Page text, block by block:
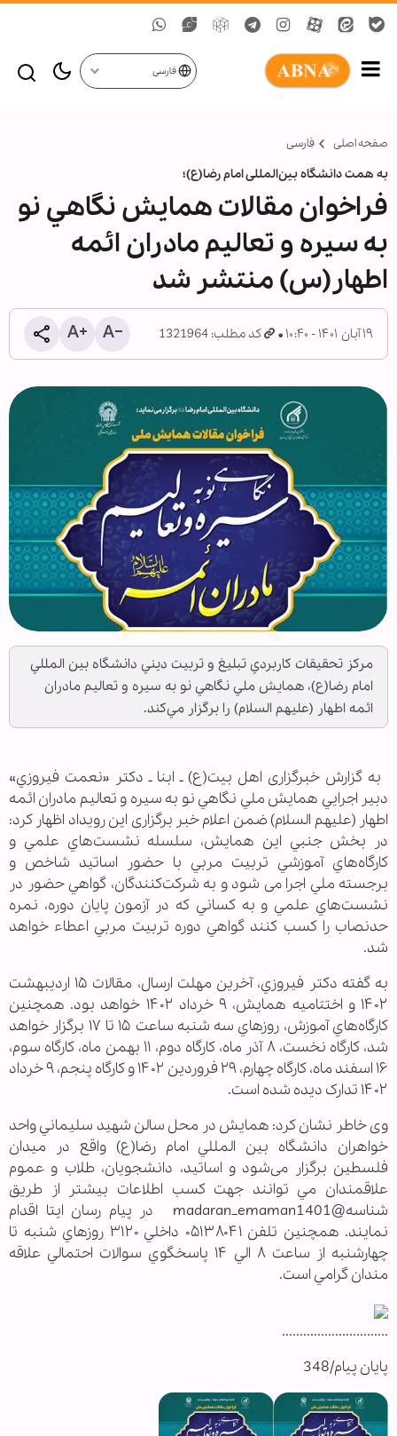
فارسی
صفحه اصلی فارسی
به همت دانشگاه بین‌المللی امام رضا(ع)؛
فراخوان مقالات همایش نگاهي نو
به سيره و تعاليم مادران ائمه
اطهار(س) منتشر شد
۱۹ آبان ۱۴۰۱ - ۱۰:۴۰ کد مطلب: 1321964
مركز تحقيقات كاربردي تبليغ و تربيت ديني دانشگاه بين المللي
امام رضا(ع)، همايش ملي نگاهي نو به سيره و تعاليم مادران
ائمه اطهار (عليهم السلام) را برگزار مي‌كند.
به گزارش خبرگزاری اهل بیت(ع) ـ ابنا ـ دكتر «نعمت فيروزي»
دبير اجرايي همايش ملي نگاهي نو به سيره و تعاليم مادران ائمه
اطهار (عليهم السلام) ضمن اعلام خبر برگزاری این رویداد اظهار کرد:
در بخش جنبي اين همايش، سلسله نشست‌هاي علمي و
كارگاه‌هاي آموزشي تربيت مربي با حضور اساتيد شاخص و
برجسته ملي اجرا می شود و به شركت‌كنندگان، گواهي حضور در
نشست‌هاي علمي و به كساني كه در آزمون پايان دوره، نمره
حدنصاب را كسب كنند گواهي دوره تربيت مربي اعطاء خواهد
شد.
به گفته دكتر فيروزي، آخرين مهلت ارسال، مقالات ۱۵ ارديبهشت
۱۴۰۲ و اختتاميه همايش، ۹ خرداد ۱۴۰۲ خواهد بود. همچنين
كارگاه‌هاي آموزش، روزهاي سه شنبه ساعت ۱۵ تا ۱۷ برگزار خواهد
شد، كارگاه نخست، ۸ آذر ماه، كارگاه دوم، ۱۱ بهمن ماه، كارگاه سوم،
۱۶ اسفند ماه، كارگاه چهارم، ۲۹ فروردين ۱۴۰۲ و كارگاه پنجم، ۹ خرداد
۱۴۰۲ تدارک دیده شده است.
وی خاطر نشان کرد: همايش در محل سالن شهيد سليماني واحد
خواهران دانشگاه بين المللي امام رضا(ع) واقع در ميدان
فلسطين برگزار می‌شود و اساتيد، دانشجويان، طلاب و عموم
علاقمندان مي توانند جهت كسب اطلاعات بيشتر از طريق
شناسه@madaran_emaman1401 در پيام رسان ايتا اقدام
نمايند. همچنين تلفن ۰۵۱۳۸۰۴۱ داخلي ۳۱۲۰ روزهاي شنبه تا
چهارشنبه از ساعت ۸ الي ۱۴ پاسخگوي سوالات احتمالي علاقه
مندان گرامي است.
..............................
پایان پیام/348